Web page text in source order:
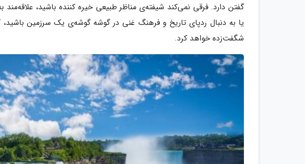
گفتن دارد. فرقی نمی‌کند شیفته‌ی مناظر طبیعی خیره کننده باشید،
یا به دنبال ردپای تاریخ و فرهنگ غنی در گوشه گوشه‌ی یک سرزمین باشید،
شگفت‌زده خواهد کرد.